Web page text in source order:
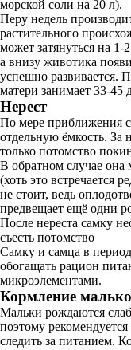
морской соли на 20 л).
Перу недель
растительного
может затянуться на
а внизу животика
успешно развивается.
матери занимает 33-45
Нерест
По мере приближения
отдельную ёмкость. За
только потомство
В обратном случае она
(хоть это встречается
не стоит, ведь
предвещает ещё одни
После нереста самку
съесть потомство
Самку и самца в
обогащать рацион
микроэлементами.
Кормление
Мальки рождаются
поэтому
следить за питанием.